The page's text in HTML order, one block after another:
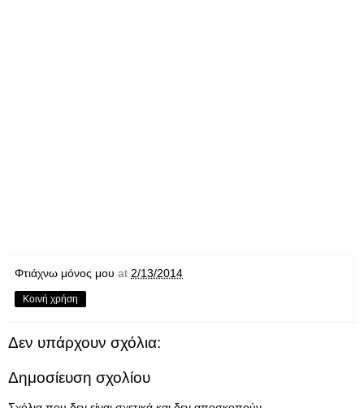
Φτιάχνω μόνος μου at 2/13/2014
Κοινή χρήση
Δεν υπάρχουν σχόλια:
Δημοσίευση σχολίου